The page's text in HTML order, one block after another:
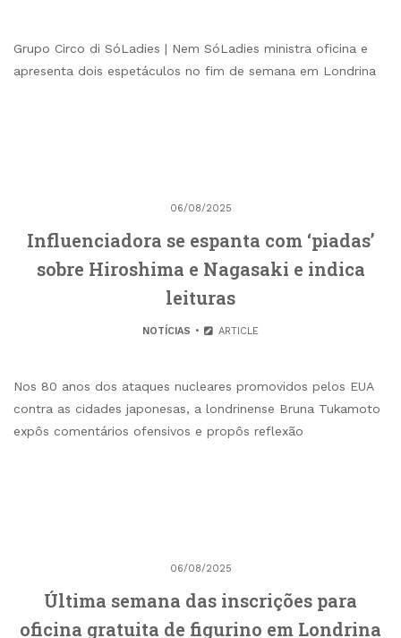
Grupo Circo di SóLadies | Nem SóLadies ministra oficina e
apresenta dois espetáculos no fim de semana em Londrina
06/08/2025
Influenciadora se espanta com ‘piadas’
sobre Hiroshima e Nagasaki e indica
leituras
NOTÍCIAS ARTICLE
Nos 80 anos dos ataques nucleares promovidos pelos EUA
contra as cidades japonesas, a londrinense Bruna Tukamoto
expôs comentários ofensivos e propôs reflexão
06/08/2025
Última semana das inscrições para
oficina gratuita de figurino em Londrina